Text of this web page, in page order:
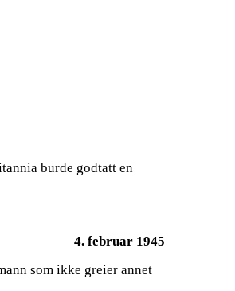
burde godtatt en
4. februar 1945
som ikke greier annet